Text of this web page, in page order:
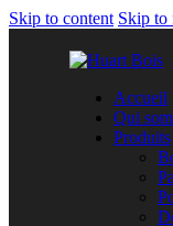
Skip to content Skip to
Accueil
Qui
Produits